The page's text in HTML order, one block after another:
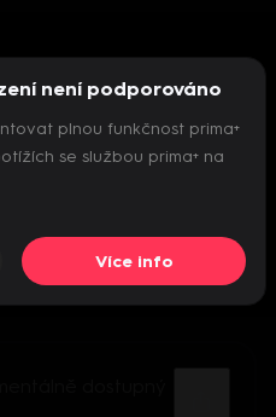
přehrávač
není podporováno
plnou funkčnost prima+
se službou prima+ na
Více info